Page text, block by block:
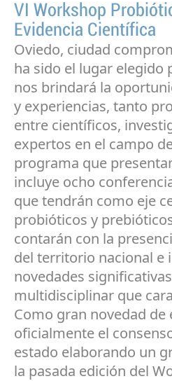
VI Workshop
Evidencia Científica
Oviedo, ciudad
ha sido el lugar elegido
nos brindará la
y experiencias, tanto
entre científicos,
expertos en el campo
programa que
incluye ocho
que tendrán como eje
probióticos y
contarán con la
del territorio nacional e
novedades
multidisciplinar que
Como gran novedad de
oficialmente el
estado elaborando un
la pasada edición del